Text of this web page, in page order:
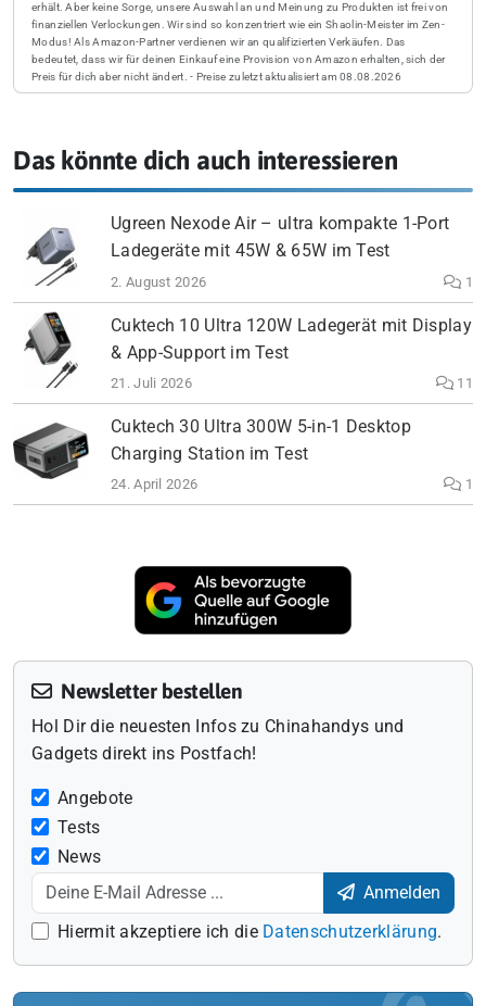
erhält. Aber keine Sorge, unsere Auswahl an und Meinung zu Produkten ist frei von
finanziellen Verlockungen. Wir sind so konzentriert wie ein Shaolin-Meister im Zen-
Modus! Als Amazon-Partner verdienen wir an qualifizierten Verkäufen. Das
bedeutet, dass wir für deinen Einkauf eine Provision von Amazon erhalten, sich der
Preis für dich aber nicht ändert. - Preise zuletzt aktualisiert am 08.08.2026
Das könnte dich auch interessieren
Ugreen Nexode Air – ultra kompakte 1-Port
Ladegeräte mit 45W & 65W im Test
2. August 2026 1
Cuktech 10 Ultra 120W Ladegerät mit Display
& App-Support im Test
21. Juli 2026 11
Cuktech 30 Ultra 300W 5-in-1 Desktop
Charging Station im Test
24. April 2026 1
Newsletter bestellen
Hol Dir die neuesten Infos zu Chinahandys und
Gadgets direkt ins Postfach!
Angebote
Tests
News
Anmelden
Hiermit akzeptiere ich die Datenschutzerklärung.